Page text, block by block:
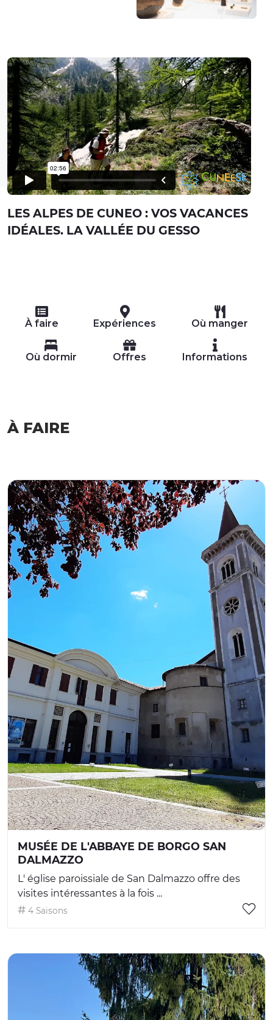
LES ALPES DE CUNEO : VOS VACANCES
IDÉALES. LA VALLÉE DU GESSO
À faire Expériences Où manger
Où dormir Offres Informations
À FAIRE
MUSÉE DE L'ABBAYE DE BORGO SAN
DALMAZZO
L' église paroissiale de San Dalmazzo offre des
visites intéressantes à la fois ...
4 Saisons